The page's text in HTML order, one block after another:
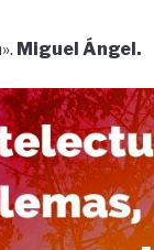
Miguel Ángel.